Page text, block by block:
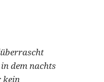
dem nachts
kein